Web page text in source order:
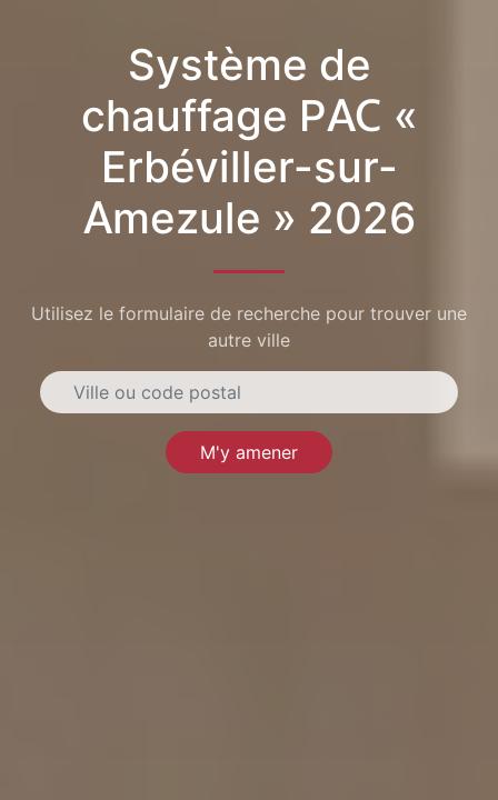
Système de
chauffage PAC «
Erbéviller-sur-
Amezule » 2026
Utilisez le formulaire de recherche pour trouver une
autre ville
M'y amener